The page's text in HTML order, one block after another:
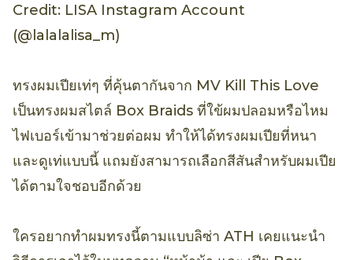
Credit: LISA Instagram Account
(@lalalalisa_m)
ทรงผมเปียเท่ๆ ที่คุ้นตากันจาก MV Kill This Love
เป็นทรงผมสไตล์ Box Braids ที่ใข้ผมปลอมหรือไหม
ไฟเบอร์เข้ามาช่วยต่อผม ทำให้ได้ทรงผมเปียที่หนา
และดูเท่แบบนี้ แถมยังสามารถเลือกสีสันสำหรับผมเปีย
ได้ตามใจชอบอีกด้วย
ใครอยากทำผมทรงนี้ตามแบบลิซ่า ATH เคยแนะนำ